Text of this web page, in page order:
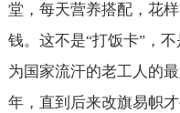
堂，每天营养搭配，花
钱。这不是“打饭卡”，不
为国家流汗的老工人的
年，直到后来改旗易帜才